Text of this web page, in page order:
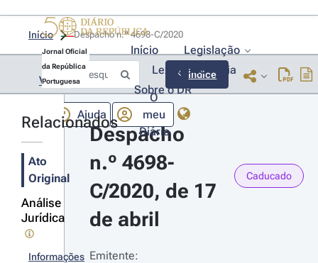
Jornal Oficial
da República
Portuguesa
Início
Legislação
Lexionário
Lia
Sobre o DR
Ajuda
O
meu
Diário
Início
Voltar Índice
Relacionados
Ato
Original
Análise
Jurídica
Informações
Despacho
n.º 4698-
C/2020, de 17
de abril
Caducado
Emitente: